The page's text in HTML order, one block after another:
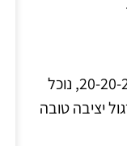
על ידי שילוב הרגלים פשוטים כמו התאמת הגדרות המסך, מצמוץ קבוע ושמירה על כלל 20-20-20, נוכל
יציבה טובה